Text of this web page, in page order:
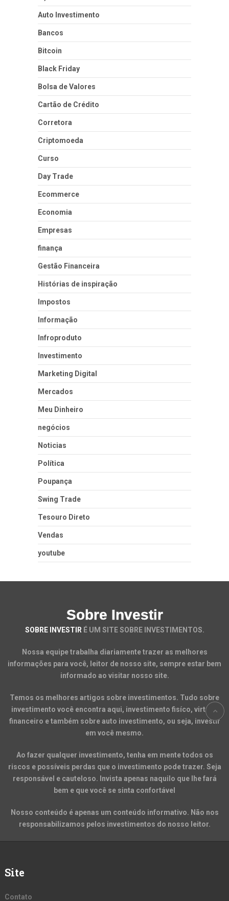
Auto Investimento
Bancos
Bitcoin
Black Friday
Bolsa de Valores
Cartão de Crédito
Corretora
Criptomoeda
Curso
Day Trade
Ecommerce
Economia
Empresas
finança
Gestão Financeira
Histórias de inspiração
Impostos
Informação
Infroproduto
Investimento
Marketing Digital
Mercados
Meu Dinheiro
negócios
Noticias
Política
Poupança
Swing Trade
Tesouro Direto
Vendas
youtube
Sobre Investir
SOBRE INVESTIR É UM SITE SOBRE INVESTIMENTOS.
Nossa equipe trabalha diariamente trazer as melhores
informações para você, leitor de nosso site, sempre estar bem
informado ao visitar nosso site.
Temos os melhores artigos sobre investimentos. Tudo sobre
investimento você encontra aqui, investimento fisíco, virtual,
financeiro e também sobre auto investimento, ou seja, investir
em você mesmo.
Ao fazer qualquer investimento, tenha em mente todos os
riscos e possíveis perdas que o investimento pode trazer. Seja
responsável e cauteloso. Invista apenas naquilo que lhe fará
bem e que você se sinta confortável
Nosso conteúdo é apenas um conteúdo informativo. Não nos
responsabilizamos pelos investimentos do nosso leitor.
Site
Contato